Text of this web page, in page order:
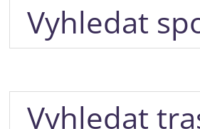
Vyhledat
Vyhledat